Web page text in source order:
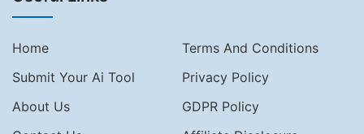
Home
Terms And Conditions
Submit Your Ai Tool
Privacy Policy
About Us
GDPR Policy